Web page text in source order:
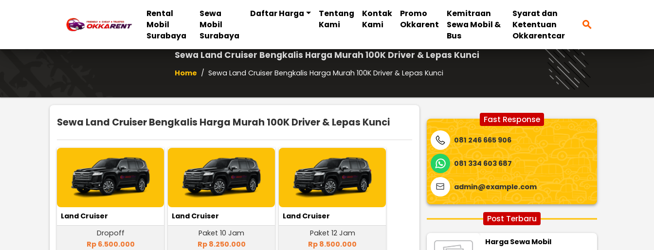
Rental
Mobil
Surabaya
Sewa
Mobil
Surabaya
Daftar Harga
Tentang
Kami
Kontak
Kami
Promo
Okkarent
Kemitraan
Sewa Mobil &
Bus
Syarat dan
Ketentuan
Okkarentcar
search
Sewa Land Cruiser Bengkalis Harga Murah 100K Driver & Lepas Kunci
Home / Sewa Land Cruiser Bengkalis Harga Murah 100K Driver & Lepas Kunci
Sewa Land Cruiser Bengkalis Harga Murah 100K Driver & Lepas Kunci
Land Cruiser
Dropoff
Rp 6.500.000
Land Cruiser
Paket 10 Jam
Rp 8.250.000
Land Cruiser
Paket 12 Jam
Rp 8.500.000
Fast Response
081 246 665 906
081 334 603 687
admin@example.com
Post Terbaru
Harga Sewa Mobil